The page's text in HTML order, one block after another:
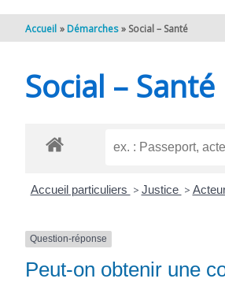
Accueil Démarches Social – Santé
Social – Santé
Accueil particuliers > Justice >
Question-réponse
Peut-on obtenir une